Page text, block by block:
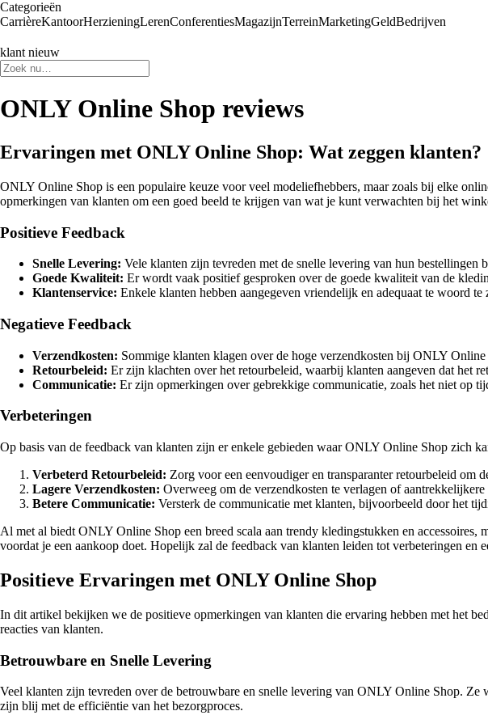
Categorieën
CarrièreKantoorHerzieningLerenConferentiesMagazijnTerreinMarketingGeldBedrijven
klant nieuw
ONLY Online Shop reviews
Ervaringen met ONLY Online Shop: Wat zeggen klanten?
ONLY Online Shop is een populaire keuze voor veel modeliefhebbers, maar zoals bij elke
opmerkingen van klanten om een goed beeld te krijgen van wat je kunt verwachten bij het
Positieve Feedback
Snelle Levering: Vele klanten zijn tevreden met de snelle levering van hun bestellingen
Goede Kwaliteit: Er wordt vaak positief gesproken over de goede kwaliteit van de
Klantenservice: Enkele klanten hebben aangegeven vriendelijk en adequaat te woord
Negatieve Feedback
Verzendkosten: Sommige klanten klagen over de hoge verzendkosten bij ONLY
Retourbeleid: Er zijn klachten over het retourbeleid, waarbij klanten aangeven dat het
Communicatie: Er zijn opmerkingen over gebrekkige communicatie, zoals het niet op
Verbeteringen
Op basis van de feedback van klanten zijn er enkele gebieden waar ONLY Online Shop zich
Verbeterd Retourbeleid: Zorg voor een eenvoudiger en transparanter retourbeleid om
Lagere Verzendkosten: Overweeg om de verzendkosten te verlagen of
Betere Communicatie: Versterk de communicatie met klanten, bijvoorbeeld door het
Al met al biedt ONLY Online Shop een breed scala aan trendy kledingstukken en
voordat je een aankoop doet. Hopelijk zal de feedback van klanten leiden tot verbeteringen
Positieve Ervaringen met ONLY Online Shop
In dit artikel bekijken we de positieve opmerkingen van klanten die ervaring hebben met het
reacties van klanten.
Betrouwbare en Snelle Levering
Veel klanten zijn tevreden over de betrouwbare en snelle levering van ONLY Online Shop.
zijn blij met de efficiëntie van het bezorgproces.